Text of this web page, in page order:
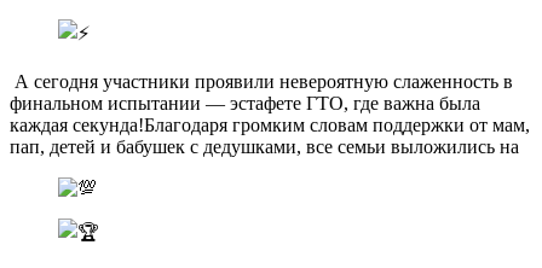
️ А сегодня участники проявили невероятную слаженность в
финальном испытании — эстафете ГТО, где важна была
каждая секунда!Благодаря громким словам поддержки от мам,
пап, детей и бабушек с дедушками, все семьи выложились на